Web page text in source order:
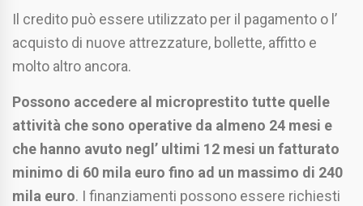
Il credito può essere utilizzato per il pagamento o l’
acquisto di nuove attrezzature, bollette, affitto e
molto altro ancora.
Possono accedere al microprestito tutte quelle
attività che sono operative da almeno 24 mesi e
che hanno avuto negl’ ultimi 12 mesi un fatturato
minimo di 60 mila euro fino ad un massimo di 240
mila euro. I finanziamenti possono essere richiesti